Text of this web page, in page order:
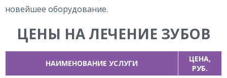
новейшее оборудование.
ЦЕНЫ НА ЛЕЧЕНИЕ ЗУБОВ
НАИМЕНОВАНИЕ УСЛУГИ
ЦЕНА,
РУБ.